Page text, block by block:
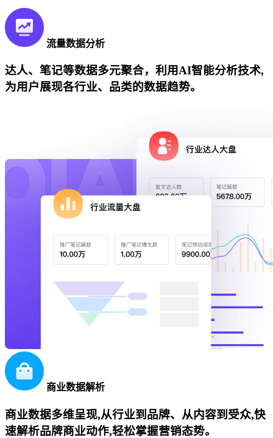
流量数据分析
达人、笔记等数据多元聚合，利用AI智能分析技术,
为用户展现各行业、品类的数据趋势。
商业数据解析
商业数据多维呈现,从行业到品牌、从内容到受众,快
速解析品牌商业动作,轻松掌握营销态势。